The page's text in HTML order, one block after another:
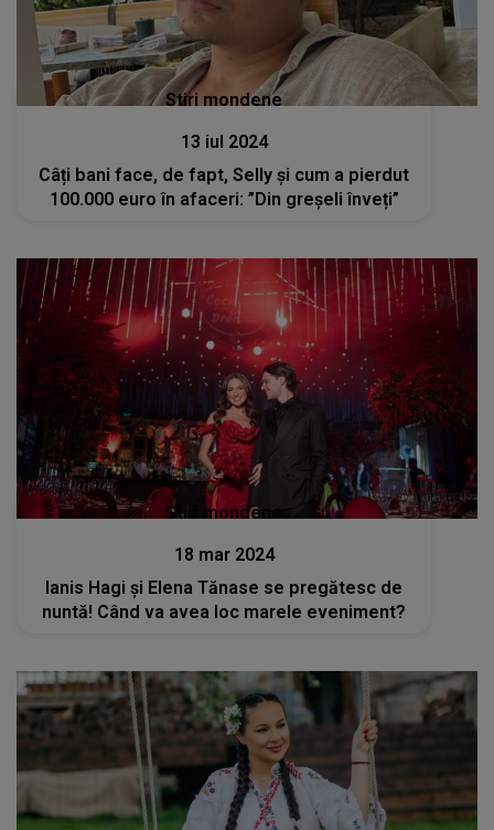
Stiri mondene
13 iul 2024
Câți bani face, de fapt, Selly și cum a pierdut
100.000 euro în afaceri: ”Din greșeli înveți”
Stiri mondene
18 mar 2024
Ianis Hagi și Elena Tănase se pregătesc de
nuntă! Când va avea loc marele eveniment?